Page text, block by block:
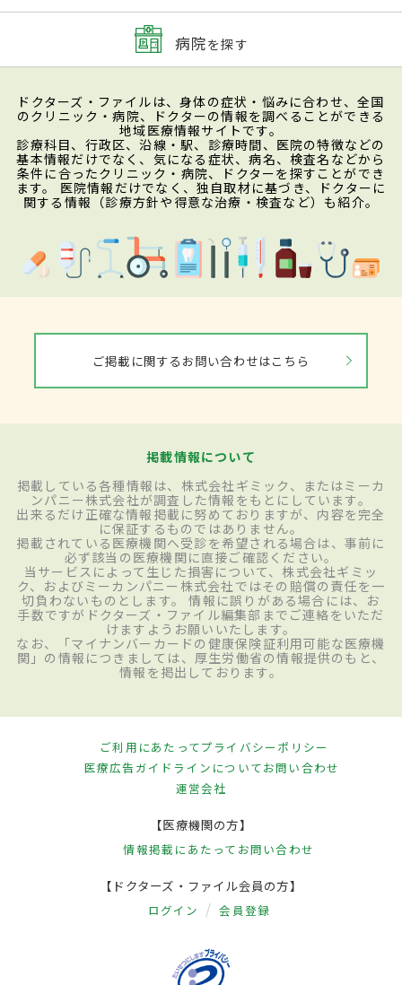
病院を探す
ドクターズ・ファイルは、身体の症状・悩みに合わせ、全国
のクリニック・病院、ドクターの情報を調べることができる
地域医療情報サイトです。
診療科目、行政区、沿線・駅、診療時間、医院の特徴などの
基本情報だけでなく、気になる症状、病名、検査名などから
条件に合ったクリニック・病院、ドクターを探すことができ
ます。 医院情報だけでなく、独自取材に基づき、ドクターに
関する情報（診療方針や得意な治療・検査など）も紹介。
ご掲載に関するお問い合わせはこちら
掲載情報について
掲載している各種情報は、株式会社ギミック、またはミーカ
ンパニー株式会社が調査した情報をもとにしています。
出来るだけ正確な情報掲載に努めておりますが、内容を完全
に保証するものではありません。
掲載されている医療機関へ受診を希望される場合は、事前に
必ず該当の医療機関に直接ご確認ください。
当サービスによって生じた損害について、株式会社ギミッ
ク、およびミーカンパニー株式会社ではその賠償の責任を一
切負わないものとします。 情報に誤りがある場合には、お
手数ですがドクターズ・ファイル編集部までご連絡をいただ
けますようお願いいたします。
なお、「マイナンバーカードの健康保険証利用可能な医療機
関」の情報につきましては、厚生労働省の情報提供のもと、
情報を掲出しております。
ご利用にあたってプライバシーポリシー
医療広告ガイドラインについてお問い合わせ
運営会社
【医療機関の方】
情報掲載にあたって お問い合わせ
【ドクターズ・ファイル会員の方】
ログイン 会員登録